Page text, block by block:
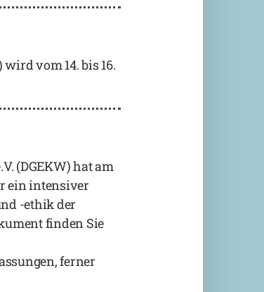
vom 14. bis 16.
(DGEKW) hat am
ein intensiver
-ethik der
finden Sie
ferner